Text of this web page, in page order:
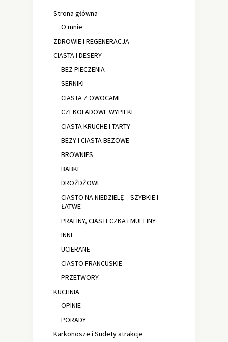
Strona główna
O mnie
ZDROWIE I REGENERACJA
CIASTA I DESERY
BEZ PIECZENIA
SERNIKI
CIASTA Z OWOCAMI
CZEKOLADOWE WYPIEKI
CIASTA KRUCHE I TARTY
BEZY I CIASTA BEZOWE
BROWNIES
BABKI
DROŻDŻOWE
CIASTO NA NIEDZIELĘ – SZYBKIE I
ŁATWE
PRALINY, CIASTECZKA i MUFFINY
INNE
UCIERANE
CIASTO FRANCUSKIE
PRZETWORY
KUCHNIA
OPINIE
PORADY
Karkonosze i Sudety atrakcje